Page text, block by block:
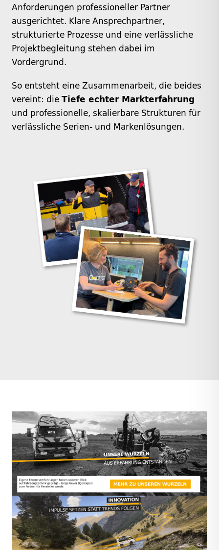
Anforderungen professioneller Partner
ausgerichtet. Klare Ansprechpartner,
strukturierte Prozesse und eine verlässliche
Projektbegleitung stehen dabei im
Vordergrund.
So entsteht eine Zusammenarbeit, die beides
vereint: die Tiefe echter Markterfahrung
und professionelle, skalierbare Strukturen für
verlässliche Serien- und Markenlösungen.